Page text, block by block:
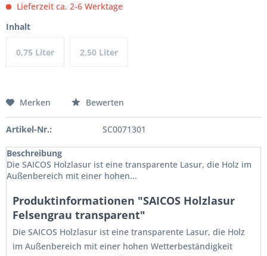
Lieferzeit ca. 2-6 Werktage
Inhalt
0,75 Liter 2,50 Liter
Merken Bewerten
Artikel-Nr.: SC0071301
Beschreibung
Die SAICOS Holzlasur ist eine transparente Lasur, die Holz im
Außenbereich mit einer hohen...
Produktinformationen "SAICOS Holzlasur
Felsengrau transparent"
Die SAICOS Holzlasur ist eine transparente Lasur, die Holz
im Außenbereich mit einer hohen Wetterbeständigkeit